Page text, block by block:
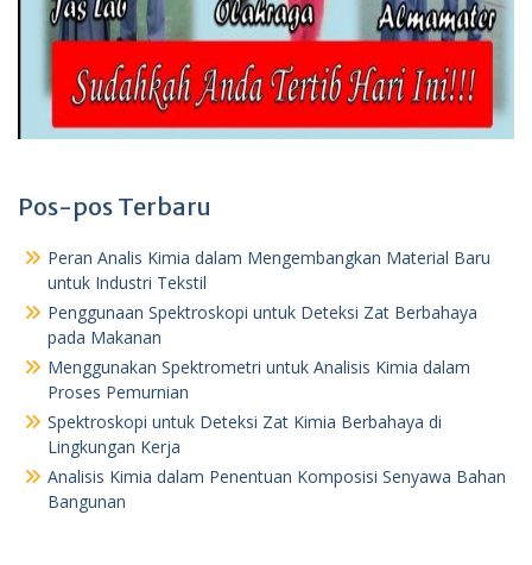
Pos-pos Terbaru
Peran Analis Kimia dalam Mengembangkan Material Baru
untuk Industri Tekstil
Penggunaan Spektroskopi untuk Deteksi Zat Berbahaya
pada Makanan
Menggunakan Spektrometri untuk Analisis Kimia dalam
Proses Pemurnian
Spektroskopi untuk Deteksi Zat Kimia Berbahaya di
Lingkungan Kerja
Analisis Kimia dalam Penentuan Komposisi Senyawa Bahan
Bangunan